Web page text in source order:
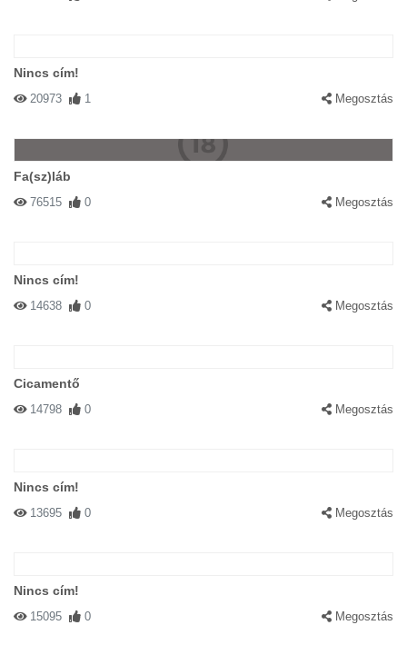
Nincs cím!
20973 1 Megosztás
Fa(sz)láb
76515 0 Megosztás
Nincs cím!
14638 0 Megosztás
Cicamentő
14798 0 Megosztás
Nincs cím!
13695 0 Megosztás
Nincs cím!
15095 0 Megosztás